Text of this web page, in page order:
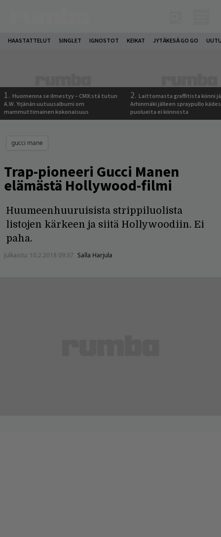
HAASTATTELUT SINGLET IGNOSTOT KEIKAT JYTÄKESÄ GO GO
1. Huomenna se ilmestyy – CMX:stä tutun
A.W. Yrjänän uutuusalbumi om
mammuttimainen kokonaisuus
2. Laittomasta graffitista kiinni
Arhinmäki jälleen spraypullo
puolueita ei kiinnosta
gucci mane
Trap-pioneeri Gucci Manen
elämästä Hollywood-filmi
Huumeenhuuruisista strippiluolista
listojen kärkeen ja siitä Hollywoodiin. Ei
paha.
Julkaistu: 10.2.2018 09:37 Salla Harjula